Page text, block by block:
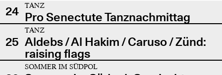
24
TANZ
Pro Senectute Tanznachmittag
25
TANZ
Aldebs / Al Hakim / Caruso / Zünd:
raising flags
SOMMER IM SÜDPOL